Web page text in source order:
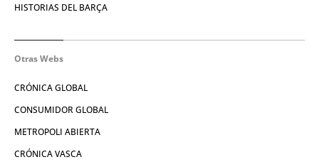
HISTORIAS DEL BARÇA
Otras Webs
CRÓNICA GLOBAL
CONSUMIDOR GLOBAL
METROPOLI ABIERTA
CRÓNICA VASCA